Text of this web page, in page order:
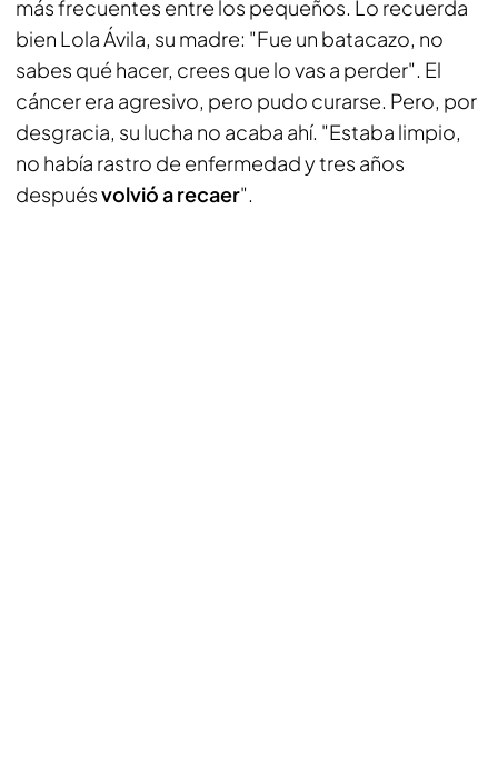
más frecuentes entre los pequeños. Lo recuerda
bien Lola Ávila, su madre: "Fue un batacazo, no
sabes qué hacer, crees que lo vas a perder". El
cáncer era agresivo, pero pudo curarse. Pero, por
desgracia, su lucha no acaba ahí. "Estaba limpio,
no había rastro de enfermedad y tres años
despuésvolvió a recaer".